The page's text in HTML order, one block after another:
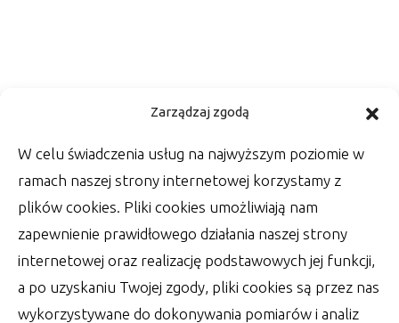
Zarządzaj zgodą
W celu świadczenia usług na najwyższym poziomie w
ramach naszej strony internetowej korzystamy z
plików cookies. Pliki cookies umożliwiają nam
zapewnienie prawidłowego działania naszej strony
internetowej oraz realizację podstawowych jej funkcji,
a po uzyskaniu Twojej zgody, pliki cookies są przez nas
wykorzystywane do dokonywania pomiarów i analiz
Kwestia ślubnej fotografii –
zadbaj o oprawę zdjęć
Wśród rzeczy, które zrobić muszą Państwo
Młodzi w dniu swojego ślubu, jest wiele
szablonowych
autor: Lucjan 30 czerwca 2022